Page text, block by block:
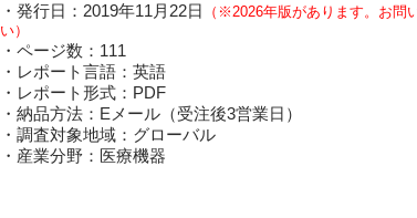
・発行日：2019年11月22日
（※2026年版があります。お問
い）
・ページ数：111
・レポート言語：英語
・レポート形式：PDF
・納品方法：Eメール（受注後3営業日）
・調査対象地域：グローバル
・産業分野：医療機器